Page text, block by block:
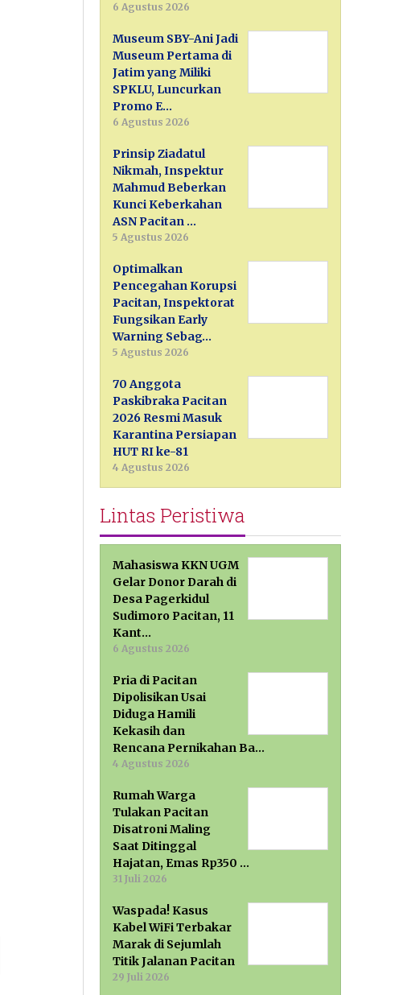
6 Agustus 2026
Museum SBY-Ani Jadi
Museum Pertama di
Jatim yang Miliki
SPKLU, Luncurkan
Promo E…
6 Agustus 2026
Prinsip Ziadatul
Nikmah, Inspektur
Mahmud Beberkan
Kunci Keberkahan
ASN Pacitan …
5 Agustus 2026
Optimalkan
Pencegahan Korupsi
Pacitan, Inspektorat
Fungsikan Early
Warning Sebag…
5 Agustus 2026
70 Anggota
Paskibraka Pacitan
2026 Resmi Masuk
Karantina Persiapan
HUT RI ke-81
4 Agustus 2026
Lintas Peristiwa
Mahasiswa KKN UGM
Gelar Donor Darah di
Desa Pagerkidul
Sudimoro Pacitan, 11
Kant…
6 Agustus 2026
Pria di Pacitan
Dipolisikan Usai
Diduga Hamili
Kekasih dan
Rencana Pernikahan Ba…
4 Agustus 2026
Rumah Warga
Tulakan Pacitan
Disatroni Maling
Saat Ditinggal
Hajatan, Emas Rp350 …
31 Juli 2026
Waspada! Kasus
Kabel WiFi Terbakar
Marak di Sejumlah
Titik Jalanan Pacitan
29 Juli 2026